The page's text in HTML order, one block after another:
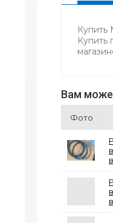
Купить
Купить
Вам
Фото